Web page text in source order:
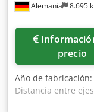
Alemania 8.695
Información de
precio
Año de fabricación:
Distancia entre
kg Altura de